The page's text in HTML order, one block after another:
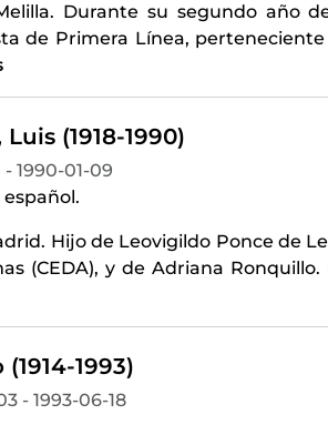
Durante su segundo año
de Primera Línea,
(1918-1990)
- 1990-01-09
Hijo de Leovigildo Ponce de
(CEDA), y de Adriana
1993)
- 1993-06-18